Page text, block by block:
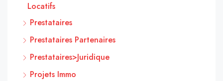
Locatifs
Prestataires
Prestataires Partenaires
Prestataires>Juridique
Projets Immo